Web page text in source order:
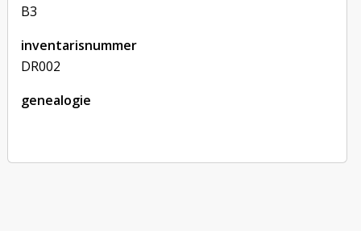
B3
inventarisnummer
DR002
genealogie